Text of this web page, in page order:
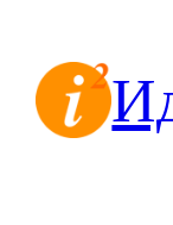
содержимому